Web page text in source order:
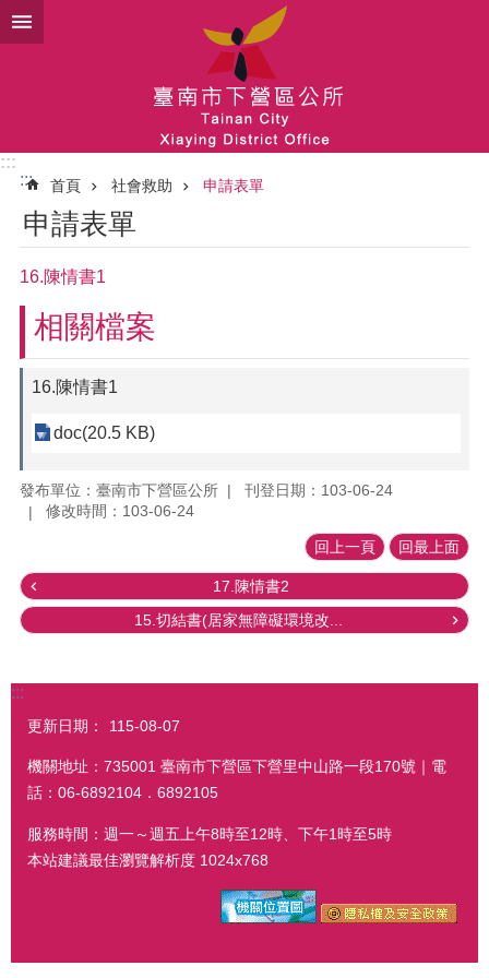
跳到主要內容區塊
:::
:::
首頁 社會救助 申請表單
申請表單
16.陳情書1
相關檔案
16.陳情書1
doc(20.5 KB)
發布單位：臺南市下營區公所
刊登日期：103-06-24
修改時間：103-06-24
回上一頁 回最上面
17.陳情書2
15.切結書(居家無障礙環境改...
:::
更新日期： 115-08-07
機關地址：735001 臺南市下營區下營里中山路一段170號｜電
話：06-6892104．6892105
服務時間：週一～週五上午8時至12時、下午1時至5時
本站建議最佳瀏覽解析度 1024x768